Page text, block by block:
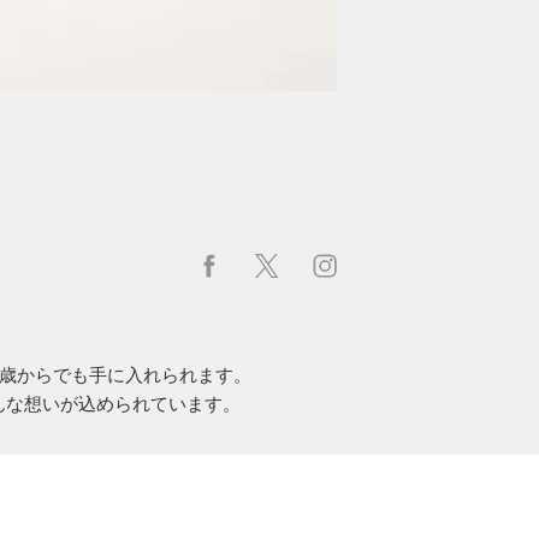
からでも手に入れられます。
想いが込められています。